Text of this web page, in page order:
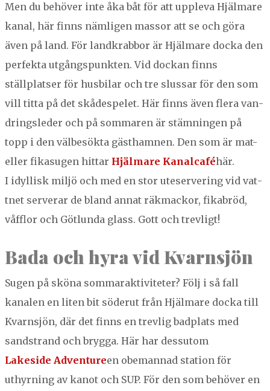
Men du behöver inte åka båt för att uppl­e­va Hjäl­mare
kanal, här finns näm­li­gen mas­sor att se och göra
även på land. För land­krab­bor är Hjäl­mare doc­ka den
per­fek­ta utgångspunk­ten. Vid dock­an finns
ställplatser för hus­bi­lar och tre slus­sar för den som
vill tit­ta på det skåde­spelet. Här finns även flera van­
dringsled­er och på som­maren är stämnin­gen på
topp i den välbesök­ta gästham­nen. Den som är mat-
eller fika­sug­en hit­tar Hjäl­mare Kanal­caféhär.
I idyl­lisk miljö och med en stor ute­server­ing vid vat­
tnet server­ar de bland annat räk­mack­or, fikabröd,
våf­flor och Götlun­da glass. Gott och trevligt!
Bada och hyra vid Kvarnsjön
Sug­en på skö­na som­marak­tiviteter? Följ i så fall
kanalen en liten bit söderut från Hjäl­mare doc­ka till
Kvarn­sjön, där det finns en trevlig bad­plats med
sand­strand och bryg­ga. Här har dessu­tom
Lake­side Adven­tureen obe­man­nad sta­tion för
uthyrn­ing av kan­ot och SUP. För den som behöver en